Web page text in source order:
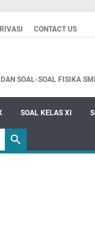
CONTACT US
SOAL-SOAL FISIKA
SOAL KELAS XI